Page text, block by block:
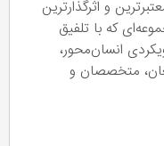
و اثرگذارترین
که با تلفیق
انسان‌محور،
متخصصان و